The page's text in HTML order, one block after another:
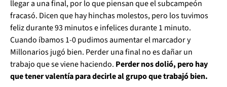
llegar a una final, por lo que piensan que el subcampeón
fracasó. Dicen que hay hinchas molestos, pero los tuvimos
feliz durante 93 minutos e infelices durante 1 minuto.
Cuando íbamos 1-0 pudimos aumentar el marcador y
Millonarios jugó bien. Perder una final no es dañar un
trabajo que se viene haciendo. Perder nos dolió, pero hay
que tener valentía para decirle al grupo que trabajó bien.